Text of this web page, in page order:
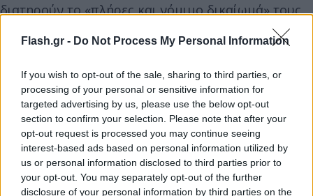
Flash.gr - Do Not Process My Personal Information
If you wish to opt-out of the sale, sharing to third parties, or
processing of your personal or sensitive information for
targeted advertising by us, please use the below opt-out
section to confirm your selection. Please note that after your
opt-out request is processed you may continue seeing
interest-based ads based on personal information utilized by
us or personal information disclosed to third parties prior to
your opt-out. You may separately opt-out of the further
disclosure of your personal information by third parties on the
διατηρούν το «πλήρες και νόμιμο δικαίωμά» τους
χαρακτηρίζουν ως σοβαρή κλιμάκωση και άμεση
الإمارات تُدين بشدة تجدد العدوان الإيراني الغادر باستخدام
الصواريخ والطائرات المسيّرة
pic.twitter.com/1fAwX6GFuK
— MoFA وزارة الخارجية (@mofauae)May 4, 2026